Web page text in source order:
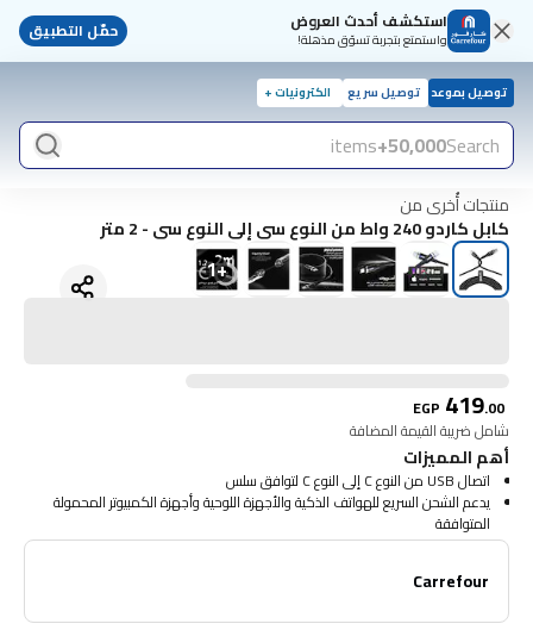
استكشف أحدث العروض
واستمتع بتجربة تسوّق مذهلة! حمّل التطبيق
توصيل بموعد توصيل سريع الكترونيات +
Search
50,000+
items
منتجات أُخرى من
كابل كاردو 240 واط من النوع سى إلى النوع سى - 2 متر
+
1
EGP 419.00
شامل ضريبة القيمة المضافة
أهم المميزات
اتصال USB من النوع C إلى النوع C لتوافق سلس
يدعم الشحن السريع للهواتف الذكية والأجهزة اللوحية وأجهزة الكمبيوتر المحمولة
المتوافقة
نقل بيانات موثوق لتلبية احتياجات المزامنة اليومية
Carrefour